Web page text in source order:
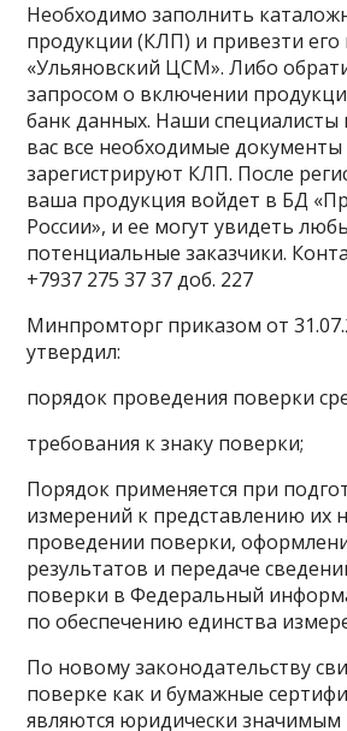
Необходимо заполнить
продукции (КЛП) и привезти
«Ульяновский ЦСМ». Либо
запросом о включении
банк данных. Наши специалисты
вас все необходимые документы
зарегистрируют КЛП. После
ваша продукция войдет в БД
России», и ее могут увидеть
потенциальные заказчики.
+7937 275 37 37 доб. 227
Минпромторг приказом от
утвердил:
порядок проведения поверки
требования к знаку поверки;
Порядок применяется при
измерений к представлению их
проведении поверки,
результатов и передаче
поверки в Федеральный
по обеспечению единства
По новому законодательству
поверке как и бумажные
являются юридически значимым